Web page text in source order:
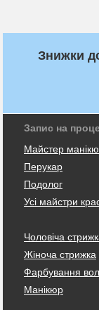
Знижки
Запис на
Майстер
Перукар
Подолог
Усі майстри
Чоловіча
Жіноча стрижка
Фарбування
Манікюр